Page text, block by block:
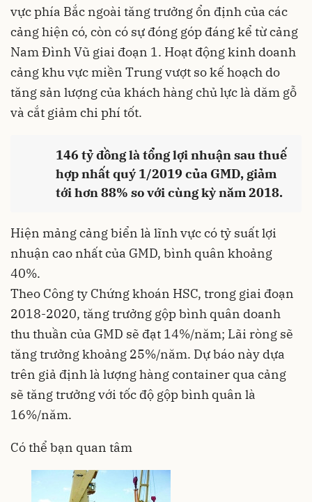
vực phía Bắc ngoài tăng trưởng ổn định của các
cảng hiện có, còn có sự đóng góp đáng kể từ cảng
Nam Đình Vũ giai đoạn 1. Hoạt động kinh doanh
cảng khu vực miền Trung vượt so kế hoạch do
tăng sản lượng của khách hàng chủ lực là dăm gỗ
và cắt giảm chi phí tốt.
146 tỷ đồng là tổng lợi nhuận sau thuế
hợp nhất quý 1/2019 của GMD, giảm
tới hơn 88% so với cùng kỳ năm 2018.
Hiện mảng cảng biển là lĩnh vực có tỷ suất lợi
nhuận cao nhất của GMD, bình quân khoảng
40%.
Theo Công ty Chứng khoán HSC, trong giai đoạn
2018-2020, tăng trưởng gộp bình quân doanh
thu thuần của GMD sẽ đạt 14%/năm; Lãi ròng sẽ
tăng trưởng khoảng 25%/năm. Dự báo này dựa
trên giả định là lượng hàng container qua cảng
sẽ tăng trưởng với tốc độ gộp bình quân là
16%/năm.
Có thể bạn quan tâm